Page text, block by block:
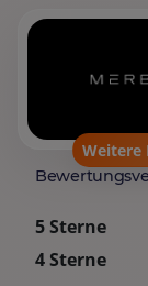
Weitere
5 Sterne
4 Sterne